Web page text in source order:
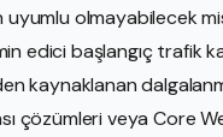
olmayabilecek
edici başlangıç trafik
kaynaklanan
çözümleri veya Core